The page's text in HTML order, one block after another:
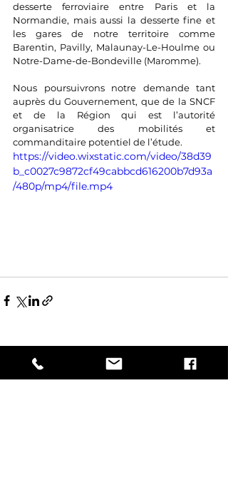
desserte ferroviaire entre Paris et la
Normandie, mais aussi la desserte fine et
les gares de notre territoire comme
Barentin, Pavilly, Malaunay-Le-Houlme ou
Notre-Dame-de-Bondeville (Maromme).
Nous poursuivrons notre demande tant
auprès du Gouvernement, que de la SNCF
et de la Région qui est l’autorité
organisatrice des mobilités et
commanditaire potentiel de l’étude.
https://video.wixstatic.com/video/38d39
b_c0027c9872cf49cabbcd616200b7d93a
/480p/mp4/file.mp4
Posts récents